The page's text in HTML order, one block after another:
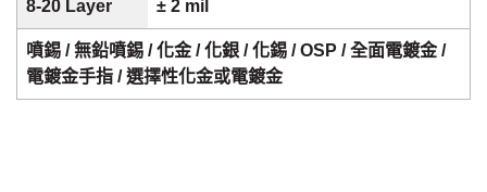
± 2 mil
噴錫 / 無鉛噴錫 / 化金 / 化銀 / 化錫 / OSP / 全面電鍍金 /
電鍍金手指 / 選擇性化金或電鍍金